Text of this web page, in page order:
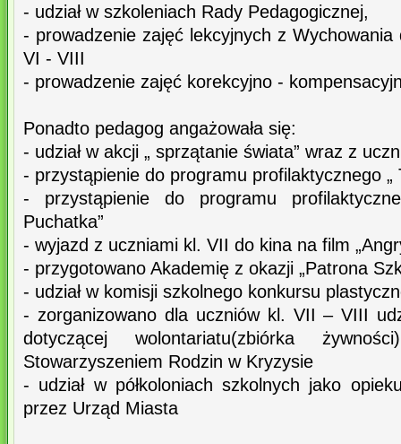
- udział w szkoleniach Rady Pedagogicznej,
- prowadzenie zajęć lekcyjnych z
VI - VIII
- prowadzenie zajęć korekcyjno -
Ponadto pedagog angażowała się:
- udział w akcji „ sprzątanie świata” wraz z
- przystąpienie do programu profilaktycznego „
- przystąpienie do programu
Puchatka”
- wyjazd z uczniami kl. VII do kina na film
- przygotowano Akademię z okazji „Patrona
- udział w komisji szkolnego konkursu
- zorganizowano dla uczniów kl. VII – VIII
dotyczącej wolontariatu(zbiórka
Stowarzyszeniem Rodzin w Kryzysie
- udział w półkoloniach szkolnych jako
przez Urząd Miasta